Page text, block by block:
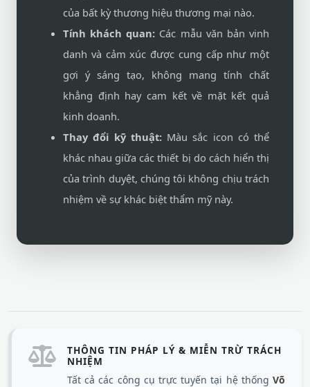
của bất kỳ thương hiệu thương mại nào.
Tính khách quan: Các mẫu văn bản vinh
danh và cảm xúc được cung cấp như một
gợi ý sáng tạo, không mang tính chất
khẳng định hay cam kết về mặt kết quả
kinh doanh.
Thay đổi kỹ thuật:Màu sắc icon có thể
khác nhau giữa các thiết bị do cách hiển thị
của trình duyệt, chúng tôi không chịu trách
nhiệm về sự khác biệt thẩm mỹ này.
THÔNG TIN PHÁP LÝ & MIỄN TRỪ TRÁCH
NHIỆM
Tất cả các công cụ trực tuyến tại hệ thống Võ